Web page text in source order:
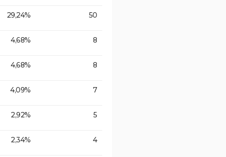
29,24% 50
4,68% 8
4,68% 8
4,09% 7
2,92% 5
2,34% 4